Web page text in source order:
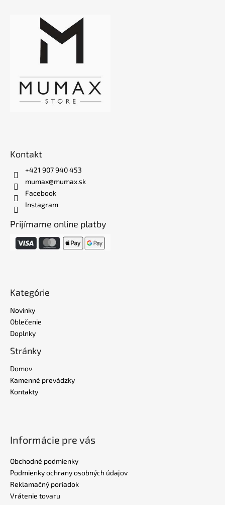
Kontakt
+421 907 940 453
mumax@mumax.sk
Facebook
Instagram
Prijímame online platby
Kategórie
Novinky
Oblečenie
Doplnky
Stránky
Domov
Kamenné prevádzky
Kontakty
Informácie pre vás
Obchodné podmienky
Podmienky ochrany osobných údajov
Reklamačný poriadok
Vrátenie tovaru